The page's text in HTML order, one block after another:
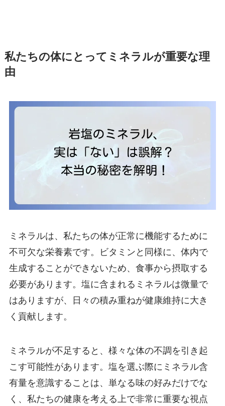
私たちの体にとってミネラルが重要な理
由
ミネラルは、私たちの体が正常に機能するために
不可欠な栄養素です。ビタミンと同様に、体内で
生成することができないため、食事から摂取する
必要があります。塩に含まれるミネラルは微量で
はありますが、日々の積み重ねが健康維持に大き
く貢献します。
ミネラルが不足すると、様々な体の不調を引き起
こす可能性があります。塩を選ぶ際にミネラル含
有量を意識することは、単なる味の好みだけでな
く、私たちの健康を考える上で非常に重要な視点